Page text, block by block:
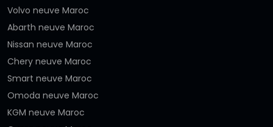
Volvo neuve Maroc
Abarth neuve Maroc
Nissan neuve Maroc
Chery neuve Maroc
Smart neuve Maroc
Omoda neuve Maroc
KGM neuve Maroc